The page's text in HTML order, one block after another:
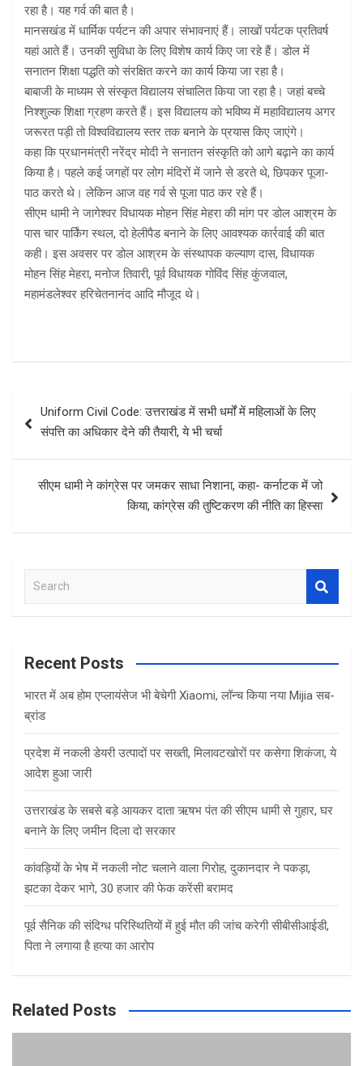
रहा है। यह गर्व की बात है।
मानसखंड में धार्मिक पर्यटन की अपार संभावनाएं हैं। लाखों पर्यटक प्रतिवर्ष
यहां आते हैं। उनकी सुविधा के लिए विशेष कार्य किए जा रहे हैं। डोल में
सनातन शिक्षा पद्धति को संरक्षित करने का कार्य किया जा रहा है।
बाबाजी के माध्यम से संस्कृत विद्यालय संचालित किया जा रहा है। जहां बच्चे
निश्शुल्क शिक्षा ग्रहण करते हैं। इस विद्यालय को भविष्य में महाविद्यालय अगर
जरूरत पड़ी तो विश्वविद्यालय स्तर तक बनाने के प्रयास किए जाएंगे।
कहा कि प्रधानमंत्री नरेंद्र मोदी ने सनातन संस्कृति को आगे बढ़ाने का कार्य
किया है। पहले कई जगहों पर लोग मंदिरों में जाने से डरते थे, छिपकर पूजा-
पाठ करते थे। लेकिन आज वह गर्व से पूजा पाठ कर रहे हैं।
सीएम धामी ने जागेश्वर विधायक मोहन सिंह मेहरा की मांग पर डोल आश्रम के
पास चार पार्किंग स्थल, दो हेलीपैड बनाने के लिए आवश्यक कार्रवाई की बात
कही। इस अवसर पर डोल आश्रम के संस्थापक कल्याण दास, विधायक
मोहन सिंह मेहरा, मनोज तिवारी, पूर्व विधायक गोविंद सिंह कुंजवाल,
महामंडलेश्वर हरिचेतनानंद आदि मौजूद थे।
navigation
Uniform Civil Code: उत्तराखंड में सभी धर्मों में महिलाओं के लिए
संपत्ति का अधिकार देने की तैयारी, ये भी चर्चा
सीएम धामी ने कांग्रेस पर जमकर साधा निशाना, कहा- कर्नाटक में जो
किया, कांग्रेस की तुष्टिकरण की नीति का हिस्सा
a
c
Recent Posts
भारत में अब होम एप्लायंसेज भी बेचेगी Xiaomi, लॉन्च किया नया Mijia सब-
ब्रांड
प्रदेश में नकली डेयरी उत्पादों पर सख्ती, मिलावटखोरों पर कसेगा शिकंजा, ये
आदेश हुआ जारी
उत्तराखंड के सबसे बड़े आयकर दाता ऋषभ पंत की सीएम धामी से गुहार, घर
बनाने के लिए जमीन दिला दो सरकार
कांवड़ियों के भेष में नकली नोट चलाने वाला गिरोह, दुकानदार ने पकड़ा,
झटका देकर भागे, 30 हजार की फेक करेंसी बरामद
पूर्व सैनिक की संदिग्ध परिस्थितियों में हुई मौत की जांच करेगी सीबीसीआईडी,
पिता ने लगाया है हत्या का आरोप
Related Posts